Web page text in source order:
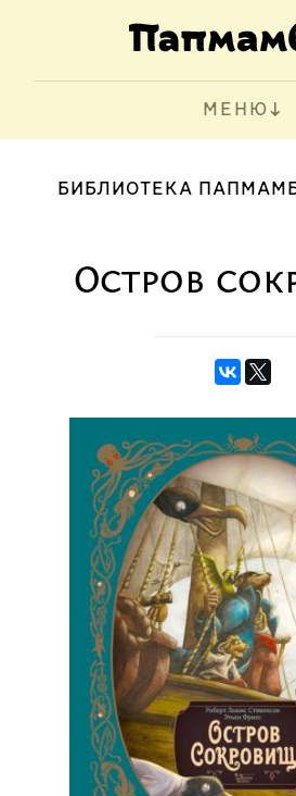
МЕНЮ
БИБЛИОТЕКА
Остров